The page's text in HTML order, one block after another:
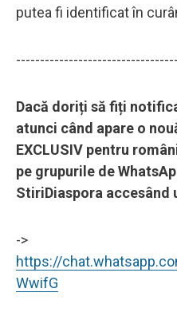
putea fi identificat în
Dacă doriți să fiți
atunci când apare o
EXCLUSIV pentru
pe grupurile de
StiriDiaspora accesând
->
https://
WwifG